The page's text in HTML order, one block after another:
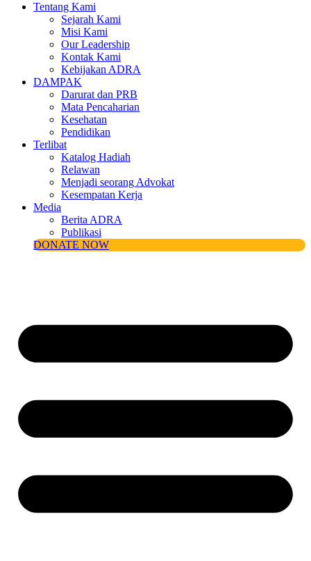
Tentang Kami
Sejarah Kami
Misi Kami
Our Leadership
Kontak Kami
Kebijakan ADRA
DAMPAK
Darurat dan PRB
Mata Pencaharian
Kesehatan
Pendidikan
Terlibat
Katalog Hadiah
Relawan
Menjadi seorang Advokat
Kesempatan Kerja
Media
Berita ADRA
Publikasi
DONATE NOW